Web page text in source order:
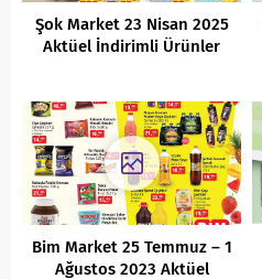
Şok Market 23 Nisan 2025
Aktüel İndirimli Ürünler
Bim Market 25 Temmuz – 1
Ağustos 2023 Aktüel